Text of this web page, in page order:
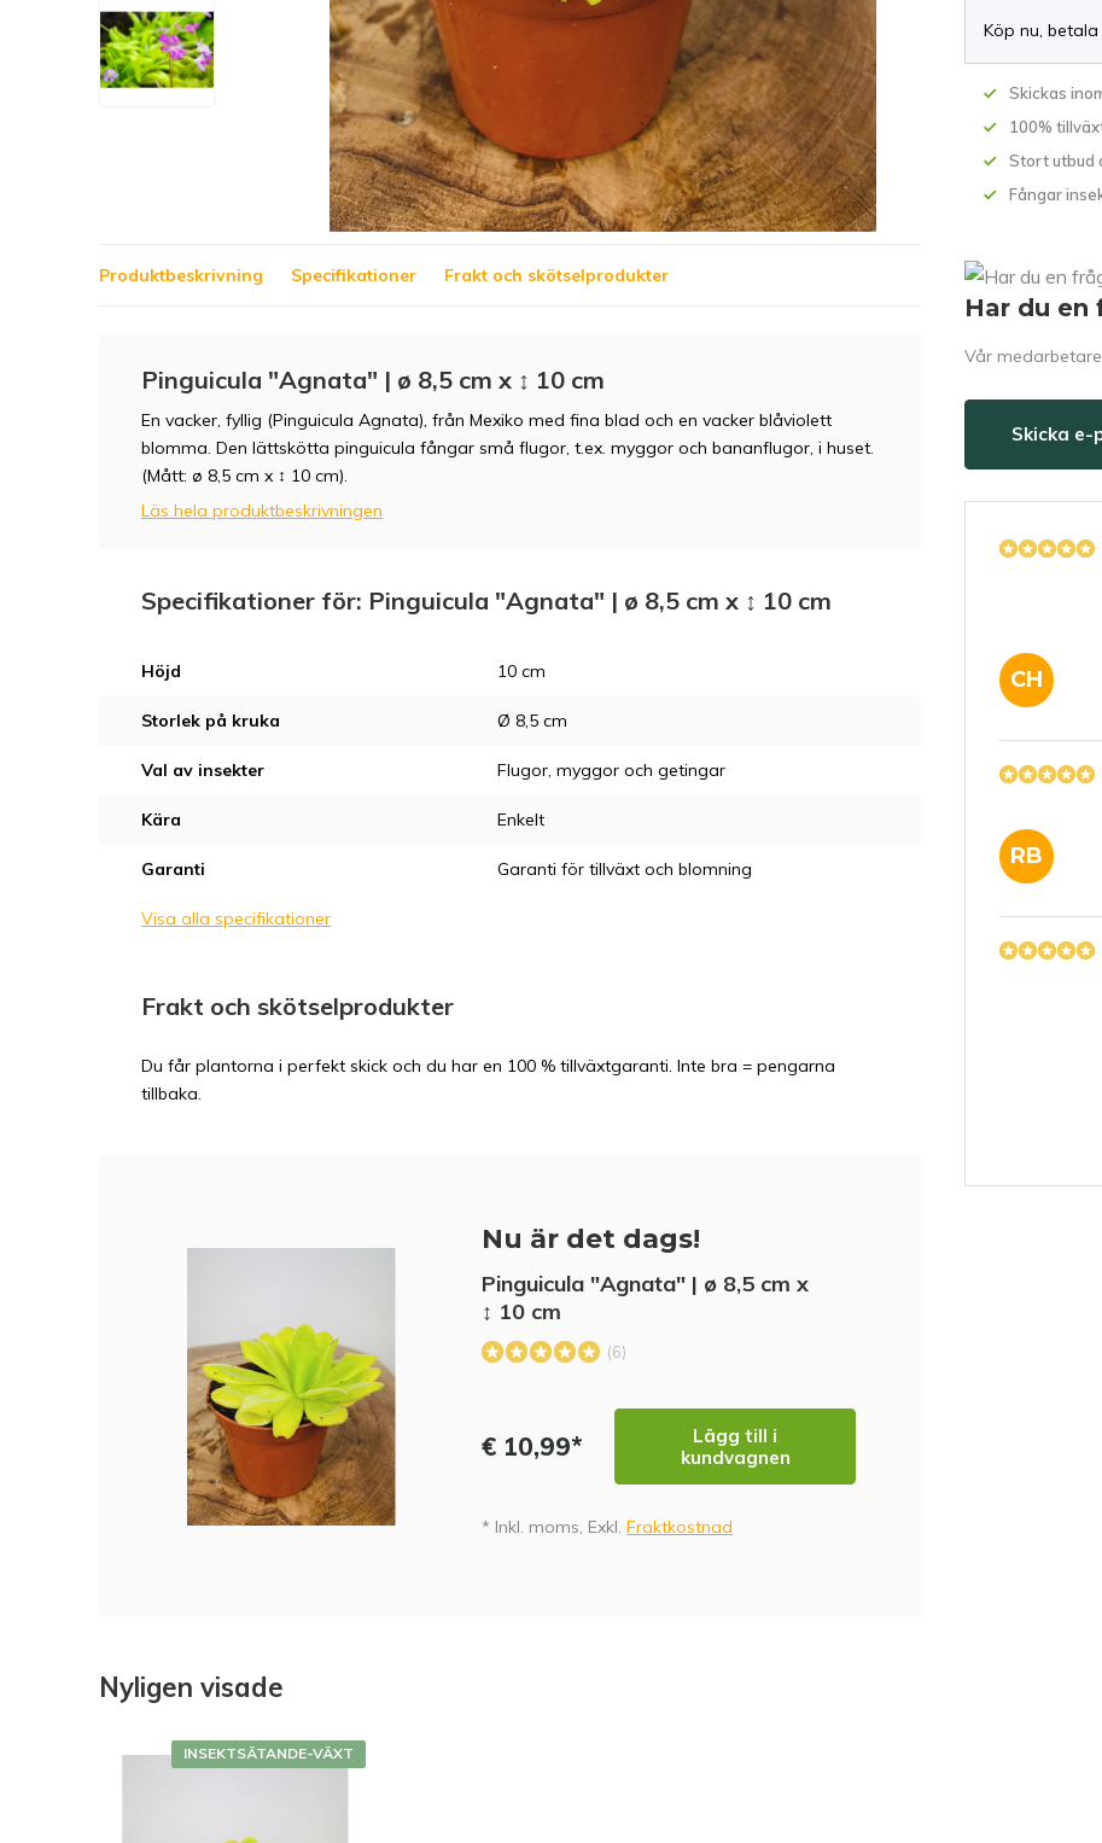
Köp nu,
Skickas
100%
Stort utbud
Fångar
Produktbeskrivning Specifikationer Frakt och skötselprodukter
Pinguicula "Agnata" | ø 8,5 cm x ↕ 10 cm
En vacker, fyllig (Pinguicula Agnata), från Mexiko med fina blad och en vacker blåviolett
blomma. Den lättskötta pinguicula fångar små flugor, t.ex. myggor och bananflugor, i huset.
(Mått: ø 8,5 cm x ↕ 10 cm).
Läs hela produktbeskrivningen
Specifikationer för: Pinguicula "Agnata" | ø 8,5 cm x ↕ 10 cm
Höjd 10 cm
Storlek på kruka Ø 8,5 cm
Val av insekter Flugor, myggor och getingar
Kära Enkelt
Garanti Garanti för tillväxt och blomning
Visa alla specifikationer
Frakt och skötselprodukter
Du får plantorna i perfekt skick och du har en 100 % tillväxtgaranti. Inte bra = pengarna
tillbaka.
Nu är det dags!
Pinguicula "Agnata" | ø 8,5 cm x
↕ 10 cm
(6)
€ 10,99*
Lägg till i
kundvagnen
* Inkl. moms, Exkl. Fraktkostnad
Har du en
Vår
Skicka e-
CH
RB
Nyligen visade
INSEKTSÄTANDE-VÄXT